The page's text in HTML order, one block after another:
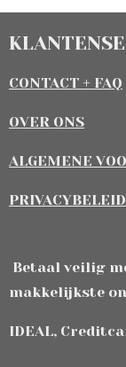
CONTACT + FAQ
OVER ONS
ALGEMENE
PRIVACYBELEID
Betaal veilig
makkelijkste
IDEAL,